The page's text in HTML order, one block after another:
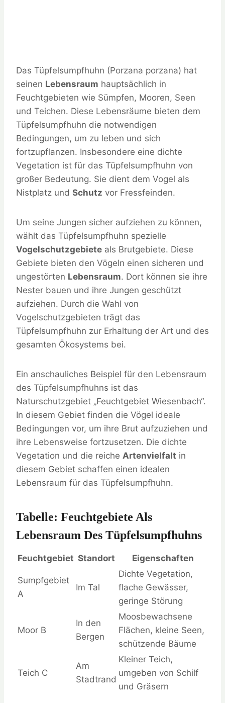
Das Tüpfelsumpfhuhn (Porzana porzana) hat
seinen Lebensraum hauptsächlich in
Feuchtgebieten wie Sümpfen, Mooren, Seen
und Teichen. Diese Lebensräume bieten dem
Tüpfelsumpfhuhn die notwendigen
Bedingungen, um zu leben und sich
fortzupflanzen. Insbesondere eine dichte
Vegetation ist für das Tüpfelsumpfhuhn von
großer Bedeutung. Sie dient dem Vogel als
Nistplatz und Schutz vor Fressfeinden.
Um seine Jungen sicher aufziehen zu können,
wählt das Tüpfelsumpfhuhn spezielle
Vogelschutzgebiete als Brutgebiete. Diese
Gebiete bieten den Vögeln einen sicheren und
ungestörten Lebensraum. Dort können sie ihre
Nester bauen und ihre Jungen geschützt
aufziehen. Durch die Wahl von
Vogelschutzgebieten trägt das
Tüpfelsumpfhuhn zur Erhaltung der Art und des
gesamten Ökosystems bei.
Ein anschauliches Beispiel für den Lebensraum
des Tüpfelsumpfhuhns ist das
Naturschutzgebiet „Feuchtgebiet Wiesenbach“.
In diesem Gebiet finden die Vögel ideale
Bedingungen vor, um ihre Brut aufzuziehen und
ihre Lebensweise fortzusetzen. Die dichte
Vegetation und die reiche Artenvielfalt in
diesem Gebiet schaffen einen idealen
Lebensraum für das Tüpfelsumpfhuhn.
Tabelle: Feuchtgebiete Als
Lebensraum Des Tüpfelsumpfhuhns
Feuchtgebiet Standort Eigenschaften
Sumpfgebiet
A
Im Tal
Dichte Vegetation,
flache Gewässer,
geringe Störung
Moor B
In den
Bergen
Moosbewachsene
Flächen, kleine Seen,
schützende Bäume
Teich C
Am
Stadtrand
Kleiner Teich,
umgeben von Schilf
und Gräsern